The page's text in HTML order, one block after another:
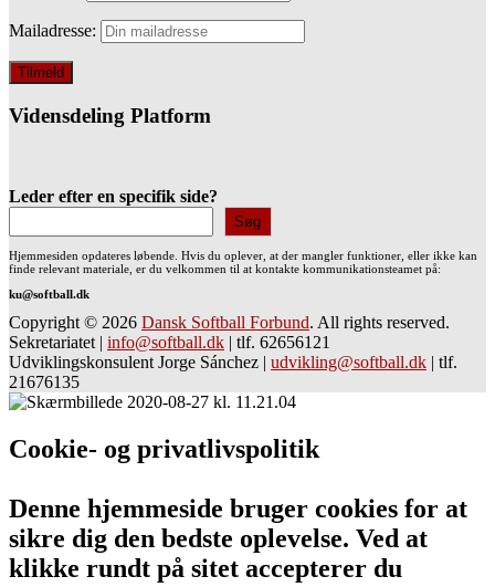
Mailadresse:
Vidensdeling Platform
Leder efter en specifik side?
Søg
Hjemmesiden opdateres løbende. Hvis du oplever, at der mangler funktioner, eller ikke kan
finde relevant materiale, er du velkommen til at kontakte kommunikationsteamet på:
ku@softball.dk
Copyright © 2026 Dansk Softball Forbund. All rights reserved.
Sekretariatet | info@softball.dk | tlf. 62656121
Udviklingskonsulent Jorge Sánchez | udvikling@softball.dk | tlf.
21676135
Cookie- og privatlivspolitik
Denne hjemmeside bruger cookies for at
sikre dig den bedste oplevelse. Ved at
klikke rundt på sitet accepterer du